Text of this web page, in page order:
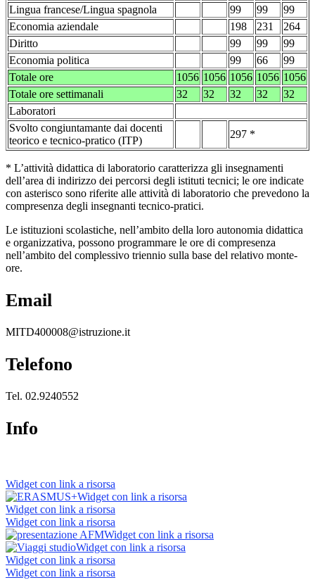
Lingua francese/Lingua spagnola
99 99
99
Economia aziendale
198 231
264
Diritto
99 99
99
Economia politica
99 66
99
Totale ore
1056 1056 1056 1056 1056
Totale ore settimanali
32 32 32 32
32
Laboratori
Svolto congiuntamante dai docenti
teorico e tecnico-pratico (ITP)
297 *
* L’attività didattica di laboratorio caratterizza gli insegnamenti
dell’area di indirizzo dei percorsi degli istituti tecnici; le ore indicate
con asterisco sono riferite alle attività di laboratorio che prevedono la
compresenza degli insegnanti tecnico-pratici.
Le istituzioni scolastiche, nell’ambito della loro autonomia didattica
e organizzativa, possono programmare le ore di compresenza
nell’ambito del complessivo triennio sulla base del relativo monte-
ore.
Email
MITD400008@istruzione.it
Telefono
Tel. 02.9240552
Info
Widget con link a risorsa
Widget con link a risorsa
Widget con link a risorsa
Widget con link a risorsa
Widget con link a risorsa
Widget con link a risorsa
Widget con link a risorsa
Widget con link a risorsa